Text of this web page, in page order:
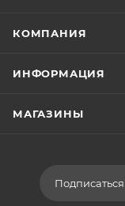
КОМПАНИЯ
ИНФОРМАЦИЯ
МАГАЗИНЫ